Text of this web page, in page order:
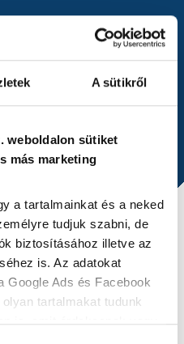
A sütikről
weboldalon sütiket
más marketing
a tartalmainkat és a neked
tudjuk szabni, de
biztosításához illetve az
is. Az adatokat
Google Ads és Facebook
tartalmakat tudunk
stáb
tapasztalattal
és megbízható